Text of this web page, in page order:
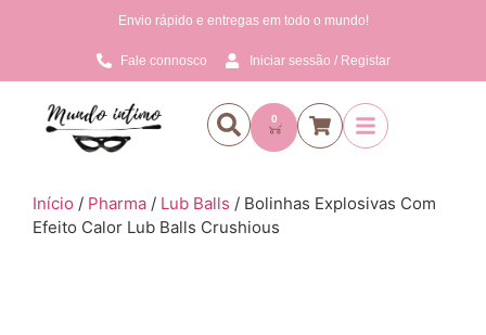
Envio rápido e entregas em todo o mundo!
Fale connosco Iniciar sessão / Registar
0
Início / Pharma / Lub Balls / Bolinhas Explosivas Com
Efeito Calor Lub Balls Crushious